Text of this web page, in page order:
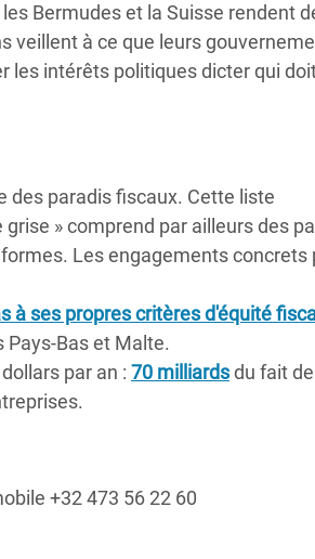
Bermudes et la Suisse rendent
veillent à ce que leurs
les intérêts politiques dicter qui
des paradis fiscaux. Cette liste
» comprend par ailleurs des
Les engagements concrets
à ses propres critères d'équité
Pays-Bas et Malte.
par an : 70 milliardsdu fait de
+32 473 56 22 60